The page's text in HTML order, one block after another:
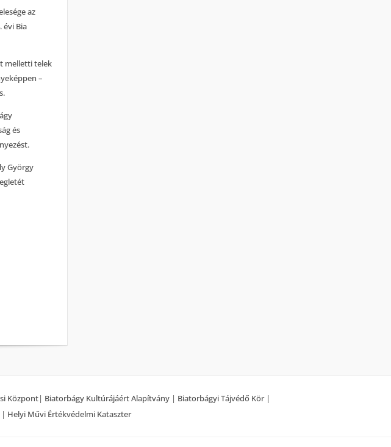
az
évi Bia
melletti telek
–
és
György
Központ| Biatorbágy Kultúrájáért Alapítvány | Biatorbágyi Tájvédő Kör |
| Helyi Művi Értékvédelmi Kataszter